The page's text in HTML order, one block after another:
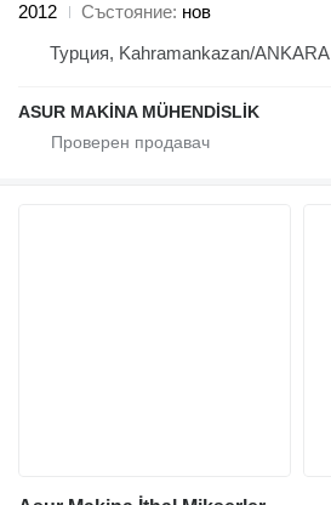
2012
Състояние нов
Турция, Kahramankazan/ANKARA
ASUR MAKİNA MÜHENDİSLİK